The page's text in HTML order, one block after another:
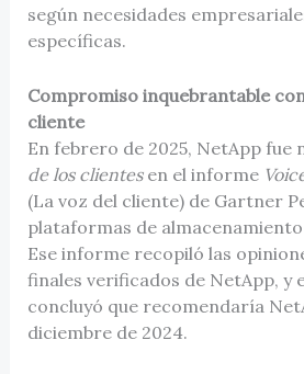
según necesidades
específicas.
Compromiso inquebrantable
cliente
En febrero de 2025, NetApp fue
de los clientesen el informe
(La voz del cliente) de Gartner
plataformas de
Ese informe recopiló las
finales verificados de NetApp, y
concluyó que recomendaría
diciembre de 2024.